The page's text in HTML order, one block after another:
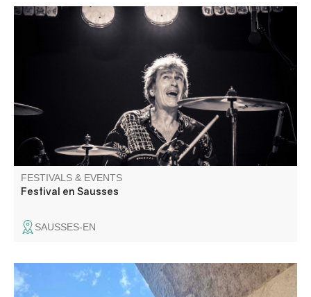
From Argentine tango to blues, from classical to gospel
encounters. International, national and local artists
available for unforgettable moments of sharing.
FESTIVALS & EVENTS
Festival en Sausses
SAUSSES-EN
Let Madeleine Garcin guide you through the narrow